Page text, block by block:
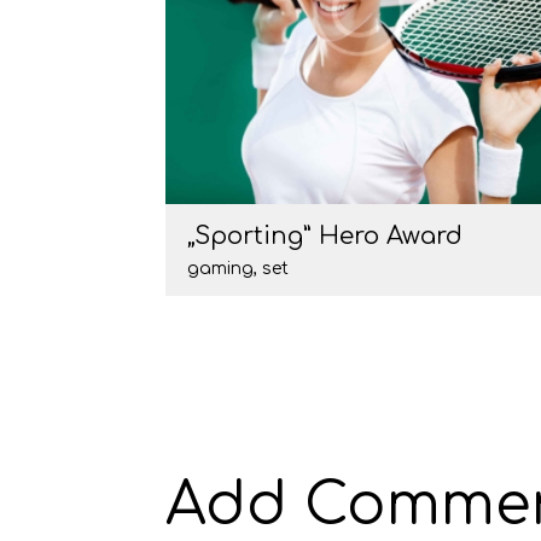
„Sporting” Hero Award
gaming, set
Add